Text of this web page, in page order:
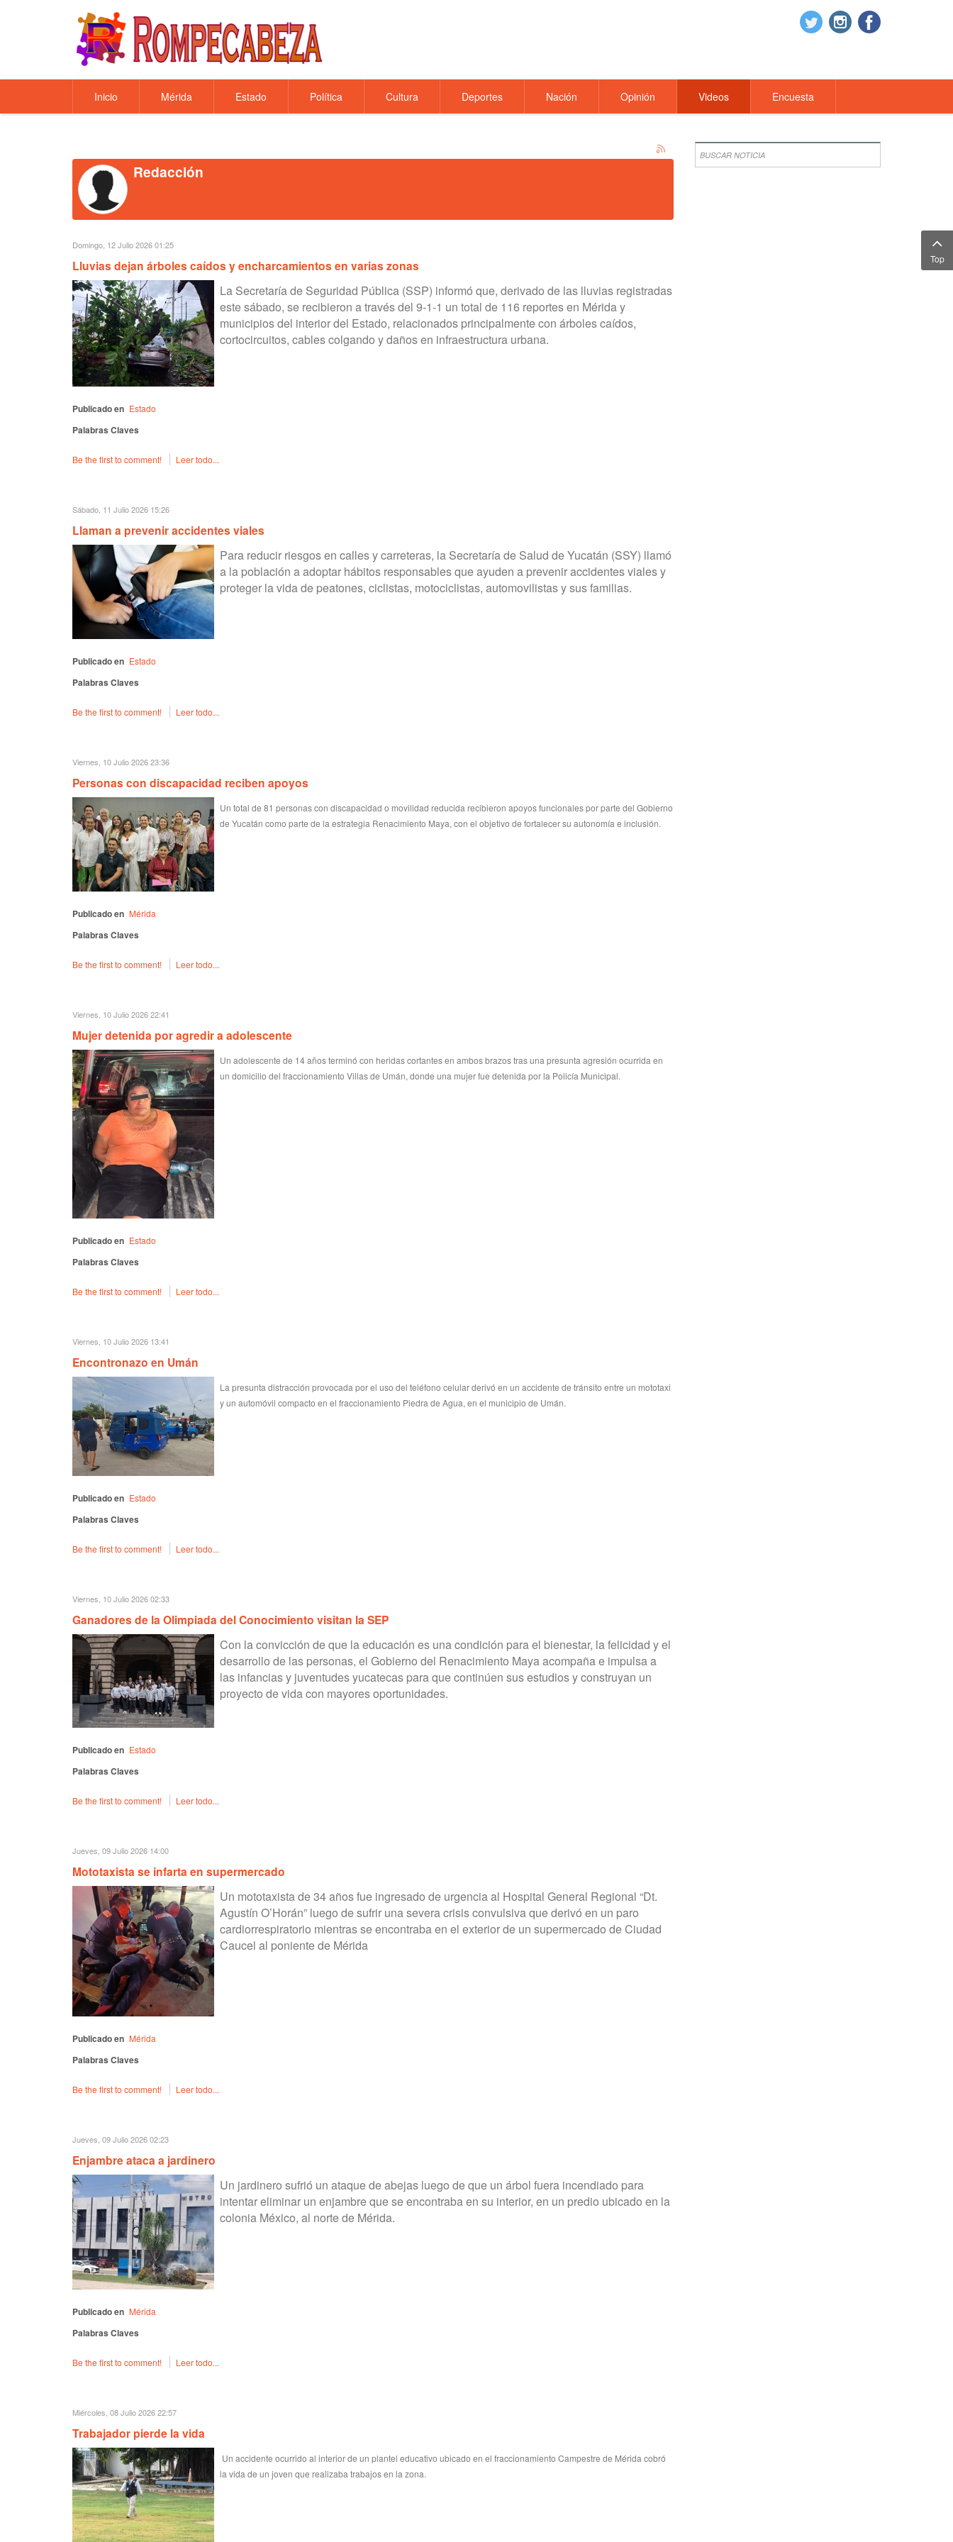
Inicio Mérida Estado Política Cultura Deportes Nación Opinión Videos Encuesta
Redacción
Domingo, 12 Julio 2026 01:25
Lluvias dejan árboles caídos y encharcamientos en varias zonas
La Secretaría de Seguridad Pública (SSP) informó que, derivado de las lluvias registradas
este sábado, se recibieron a través del 9-1-1 un total de 116 reportes en Mérida y
municipios del interior del Estado, relacionados principalmente con árboles caídos,
cortocircuitos, cables colgando y daños en infraestructura urbana.
Publicado en Estado
Palabras Claves
Be the first to comment! Leer todo...
Sábado, 11 Julio 2026 15:26
Llaman a prevenir accidentes viales
Para reducir riesgos en calles y carreteras, la Secretaría de Salud de Yucatán (SSY) llamó
a la población a adoptar hábitos responsables que ayuden a prevenir accidentes viales y
proteger la vida de peatones, ciclistas, motociclistas, automovilistas y sus familias.
Publicado en Estado
Palabras Claves
Be the first to comment! Leer todo...
Viernes, 10 Julio 2026 23:36
Personas con discapacidad reciben apoyos
Un total de 81 personas con discapacidad o movilidad reducida recibieron apoyos funcionales por parte del Gobierno
de Yucatán como parte de la estrategia Renacimiento Maya, con el objetivo de fortalecer su autonomía e inclusión.
Publicado en Mérida
Palabras Claves
Be the first to comment! Leer todo...
Viernes, 10 Julio 2026 22:41
Mujer detenida por agredir a adolescente
Un adolescente de 14 años terminó con heridas cortantes en ambos brazos tras una presunta agresión ocurrida en
un domicilio del fraccionamiento Villas de Umán, donde una mujer fue detenida por la Policía Municipal.
Publicado en Estado
Palabras Claves
Be the first to comment! Leer todo...
Viernes, 10 Julio 2026 13:41
Encontronazo en Umán
La presunta distracción provocada por el uso del teléfono celular derivó en un accidente de tránsito entre un mototaxi
y un automóvil compacto en el fraccionamiento Piedra de Agua, en el municipio de Umán.
Publicado en Estado
Palabras Claves
Be the first to comment! Leer todo...
Viernes, 10 Julio 2026 02:33
Ganadores de la Olimpiada del Conocimiento visitan la SEP
Con la convicción de que la educación es una condición para el bienestar, la felicidad y el
desarrollo de las personas, el Gobierno del Renacimiento Maya acompaña e impulsa a
las infancias y juventudes yucatecas para que continúen sus estudios y construyan un
proyecto de vida con mayores oportunidades.
Publicado en Estado
Palabras Claves
Be the first to comment! Leer todo...
Jueves, 09 Julio 2026 14:00
Mototaxista se infarta en supermercado
Un mototaxista de 34 años fue ingresado de urgencia al Hospital General Regional “Dt.
Agustín O’Horán” luego de sufrir una severa crisis convulsiva que derivó en un paro
cardiorrespiratorio mientras se encontraba en el exterior de un supermercado de Ciudad
Caucel al poniente de Mérida
Publicado en Mérida
Palabras Claves
Be the first to comment! Leer todo...
Jueves, 09 Julio 2026 02:23
Enjambre ataca a jardinero
Un jardinero sufrió un ataque de abejas luego de que un árbol fuera incendiado para
intentar eliminar un enjambre que se encontraba en su interior, en un predio ubicado en la
colonia México, al norte de Mérida.
Publicado en Mérida
Palabras Claves
Be the first to comment! Leer todo...
Miércoles, 08 Julio 2026 22:57
Trabajador pierde la vida
Un accidente ocurrido al interior de un plantel educativo ubicado en el fraccionamiento Campestre de Mérida cobró
la vida de un joven que realizaba trabajos en la zona.
Top